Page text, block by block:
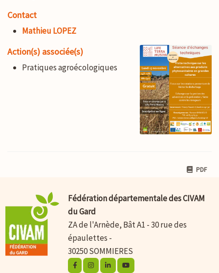
Contact
Mathieu LOPEZ
Action(s) associée(s)
Pratiques agroécologiques
PDF
Fédération départementale des CIVAM
du Gard
ZA de l'Arnède, Bât A1 - 30 rue des
épaulettes -
30250 SOMMIERES